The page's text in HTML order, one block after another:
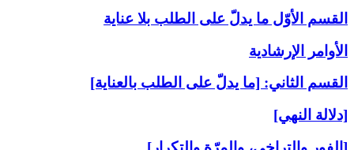
القسم الأوّل ما يدلّ على الطلب بلا عناية
الأوامر الإرشادية
القسم الثاني: [ما يدلّ على الطلب بالعناية]
[دلالة النهي]